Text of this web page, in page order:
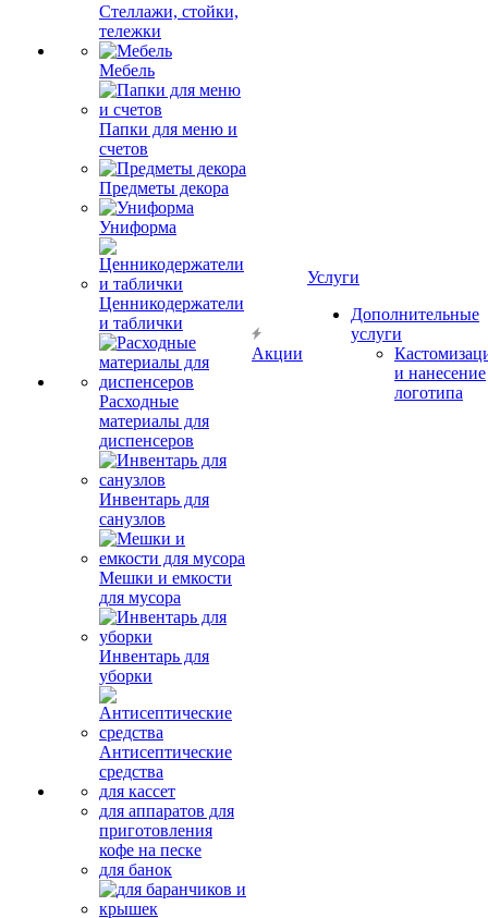
Стеллажи, стойки,
тележки
Мебель
Папки для меню и
счетов
Предметы декора
Униформа
Ценникодержатели
и таблички
Расходные
материалы для
диспенсеров
Инвентарь для
санузлов
Мешки и емкости
для мусора
Инвентарь для
уборки
Антисептические
средства
для кассет
для аппаратов для
приготовления
кофе на песке
для банок
Акции
Услуги
Дополнительные
услуги
и нанесение
логотипа